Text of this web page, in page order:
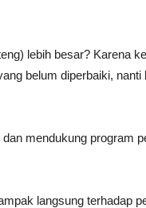
lebih besar? Karena
belum diperbaiki, nanti
mendukung program
langsung terhadap